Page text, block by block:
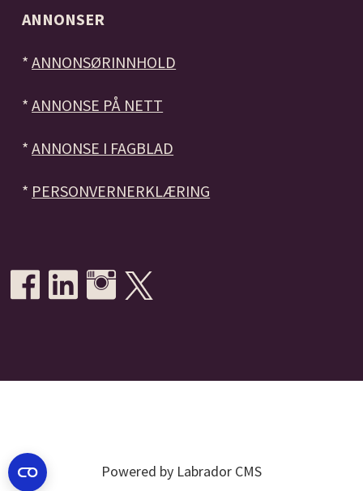
ANNONSER
*ANNONSØRINNHOLD
*ANNONSE PÅ NETT
*ANNONSE I FAGBLAD
* PERSONVERNERKLÆRING
Powered by Labrador CMS